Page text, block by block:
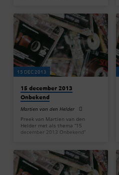
15 DEC 2013
15 december 2013
Onbekend
Martien van den Helder
Preek van Martien van den
Helder met als thema “15
december 2013 Onbekend”